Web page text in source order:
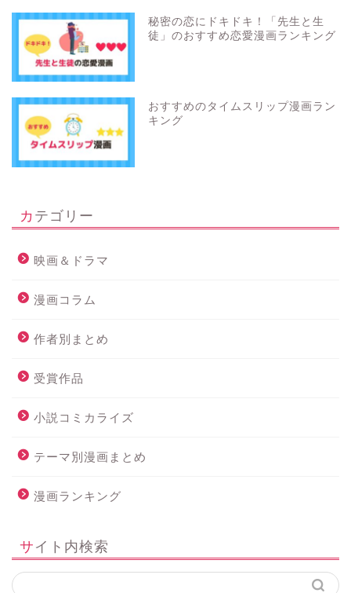
秘密の恋にドキドキ！「先生と生
徒」のおすすめ恋愛漫画ランキング
おすすめのタイムスリップ漫画ラン
キング
カテゴリー
映画＆ドラマ
漫画コラム
作者別まとめ
受賞作品
小説コミカライズ
テーマ別漫画まとめ
漫画ランキング
サイト内検索